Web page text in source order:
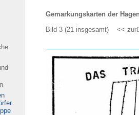
Gemarkungskarten der
Bild 3 (21 insgesamt) <<